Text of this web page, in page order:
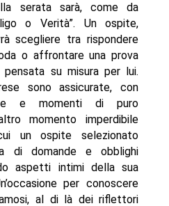
serata sarà, come da
o Verità”. Un ospite,
scegliere tra rispondere
o affrontare una prova
su misura per lui.
sono assicurate, con
e momenti di puro
momento imperdibile
un ospite selezionato
di domande e obblighi
aspetti intimi della sua
per conoscere
al di là dei riflettori